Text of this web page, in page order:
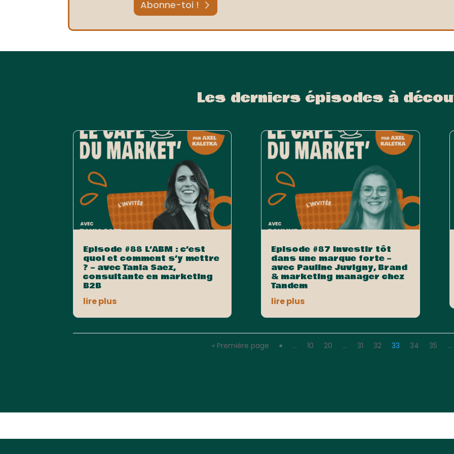
Abonne-toi !
Les derniers épisodes à
Episode #88 L’ABM : c’est
quoi et comment s’y mettre
? – avec Tania Saez,
consultante en marketing
B2B
lire plus
Episode #87 Investir tôt
dans une marque forte –
avec Pauline Juvigny, Brand
& marketing manager chez
Tandem
lire plus
« Première page « … 10 20 … 31 32 33 34 35 …